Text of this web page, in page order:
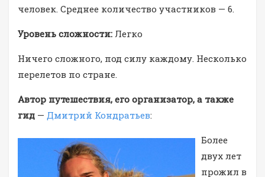
человек. Среднее количество участников — 6.
Уровень сложности: Легко
Ничего сложного, под силу каждому. Несколько
перелетов по стране.
Автор путешествия, его организатор, а также
гид — Дмитрий Кондратьев:
Более
двух лет
прожил в